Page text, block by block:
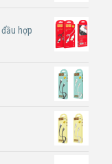
hợp